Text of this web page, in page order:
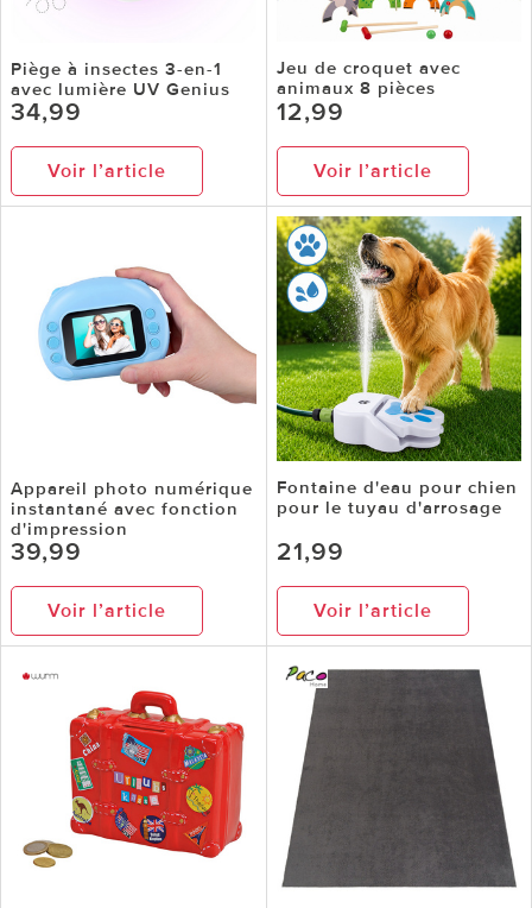
Piège à insectes 3-en-1
avec lumière UV Genius
34,99
Voir l’article
Jeu de croquet avec
animaux 8 pièces
12,99
Voir l’article
Appareil photo numérique
instantané avec fonction
d'impression
39,99
Voir l’article
Fontaine d'eau pour chien
pour le tuyau d'arrosage
21,99
Voir l’article